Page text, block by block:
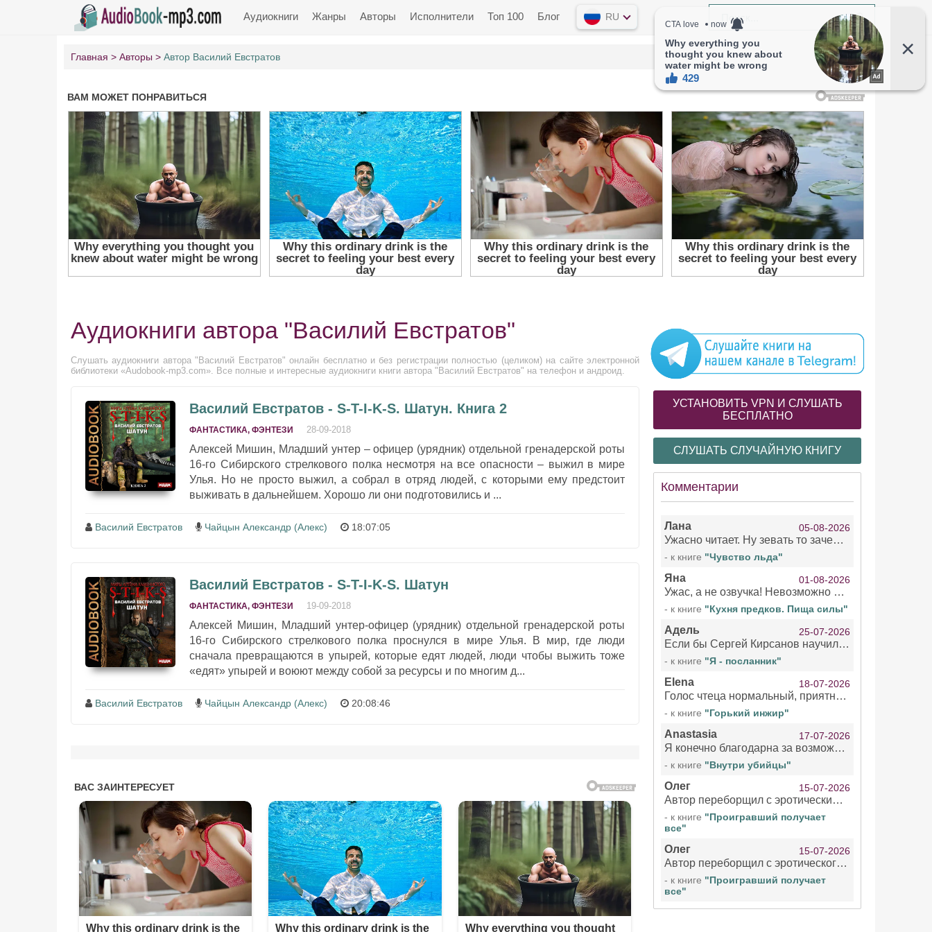
Аудиокниги Жанры Авторы Исполнители Топ 100 Блог RU
Главная Авторы Автор Василий Евстратов
Аудиокниги автора "Василий Евстратов"
Слушать аудиокниги автора "Василий Евстратов" онлайн бесплатно и без регистрации полностью (целиком) на сайте электронной
библиотеки «Audobook-mp3.com». Все полные и интересные аудиокниги книги автора "Василий Евстратов" на телефон и андроид.
Василий Евстратов - S-T-I-K-S. Шатун. Книга 2
ФАНТАСТИКА, ФЭНТЕЗИ 28-09-2018
Алексей Мишин, Младший унтер – офицер (урядник) отдельной гренадерской роты
16-го Сибирского стрелкового полка несмотря на все опасности – выжил в мире
Улья. Но не просто выжил, а собрал в отряд людей, с которыми ему предстоит
выживать в дальнейшем. Хорошо ли они подготовились и ...
Василий Евстратов Чайцын Александр (Алекс) 18:07:05
Василий Евстратов - S-T-I-K-S. Шатун
ФАНТАСТИКА, ФЭНТЕЗИ 19-09-2018
Алексей Мишин, Младший унтер-офицер (урядник) отдельной гренадерской роты
16-го Сибирского стрелкового полка проснулся в мире Улья. В мир, где люди
сначала превращаются в упырей, которые едят людей, люди чтобы выжить тоже
«едят» упырей и воюют между собой за ресурсы и по многим д...
Василий Евстратов Чайцын Александр (Алекс) 20:08:46
УСТАНОВИТЬ VPN И СЛУШАТЬ
БЕСПЛАТНО
СЛУШАТЬ СЛУЧАЙНУЮ КНИГУ
Комментарии
Лана 05-08-2026
Ужасно читает. Ну зевать то зачем. Уже не говорю, что ударения ставит, как хочет.
- к книге "Чувство льда"
Яна 01-08-2026
Ужас, а не озвучка! Невозможно вникать в смысл текста из за кривляний чтеца
- к книге "Кухня предков. Пища силы"
Адель 25-07-2026
Если бы Сергей Кирсанов научился не сглатывать каждые 1-2 минуты слюну, так что слышно в микрофоне и, что вызывает отвращение, то мелжно было бы слушать.
- к книге "Я - посланник"
Elena 18-07-2026
Голос чтеца нормальный, приятный тембр. Мне очень понравилось озвучивание рассказа. Очень странный отзыв Надежды. Может у неё что-то с нервами?
- к книге "Горький инжир"
Anastasia 17-07-2026
Я конечно благодарна за возможность бесплатно слушать книги даже новинки , но чтение этой книги просто ужасно
- к книге "Внутри убийцы"
Олег 15-07-2026
Автор переборщил с эротическими сценами. Похоже, с этим у него проблемы.
- к книге "Проигравший получает
все"
Олег 15-07-2026
Автор переборщил с эротического сценами. Похоже, с этим у него проблемы.
- к книге "Проигравший получает
все"